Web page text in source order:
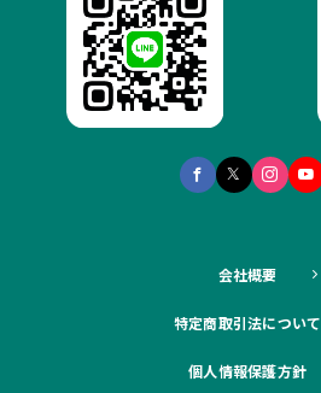
会社概要
特定商取引法について
個人情報保護方針